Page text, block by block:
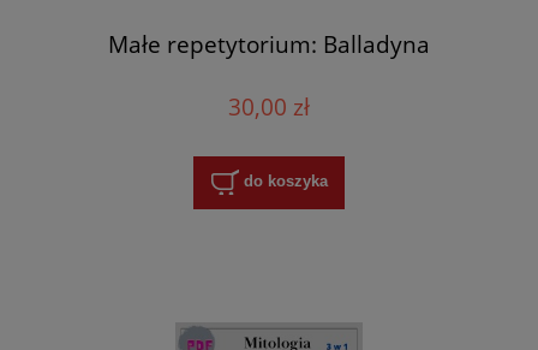
Małe repetytorium: Balladyna
30,00 zł
do koszyka